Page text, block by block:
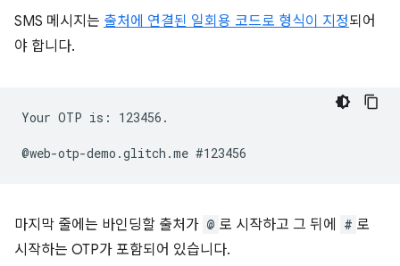
SMS 메시지는 출처에 연결된 일회용 코드로 형식이 지정되어
야 합니다.
Your OTP is: 123456.
마지막 줄에는 바인딩할 출처가 @ 로 시작하고 그 뒤에 # 로
시작하는 OTP가 포함되어 있습니다.